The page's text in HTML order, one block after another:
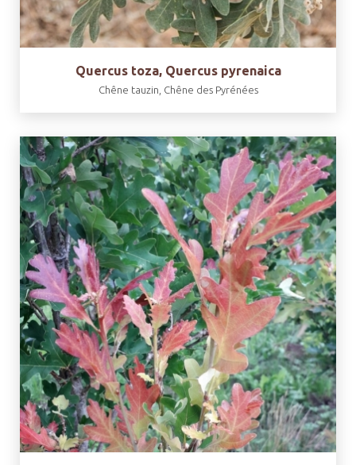
Quercus toza, Quercus pyrenaica
Chêne tauzin, Chêne des Pyrénées